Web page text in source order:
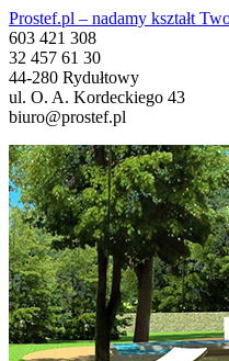
Prostef.pl – nadamy kształt
603 421 308
32 457 61 30
44-280 Rydułtowy
ul. O. A. Kordeckiego 43
biuro@prostef.pl